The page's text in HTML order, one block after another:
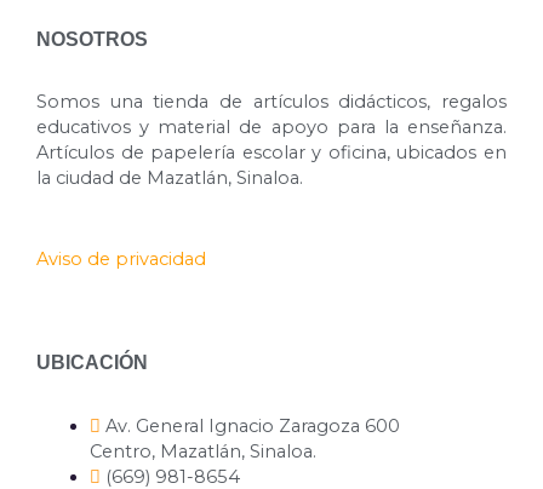
NOSOTROS
Somos una tienda de artículos didácticos, regalos
educativos y material de apoyo para la enseñanza.
Artículos de papelería escolar y oficina, ubicados en
la ciudad de Mazatlán, Sinaloa.
Aviso de privacidad
UBICACIÓN
Av. General Ignacio Zaragoza 600
Centro, Mazatlán, Sinaloa.
(669) 981-8654